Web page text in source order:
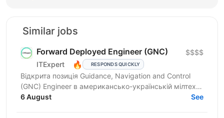
Similar jobs
Forward Deployed Engineer (GNC)
ITExpert 🔥 RESPONDS QUICKLY
$$$$
Відкрита позиція Guidance, Navigation and Control
(GNC) Engineer в американсько-українській мілтех
компанії. Фахівець займатиметься розробкою та
6 August See